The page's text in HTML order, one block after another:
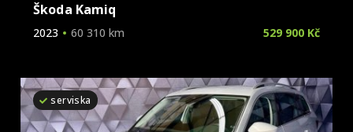
Škoda Kamiq
2023 60 310 km 529 900 Kč
serviska